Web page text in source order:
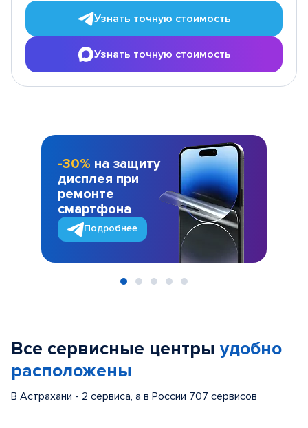
Узнать точную стоимость
Узнать точную стоимость
-30% на защиту
дисплея при
ремонте
смартфона
Подробнее
Все сервисные центры удобно
расположены
В Астрахани - 2 сервиса, а в России 707 сервисов